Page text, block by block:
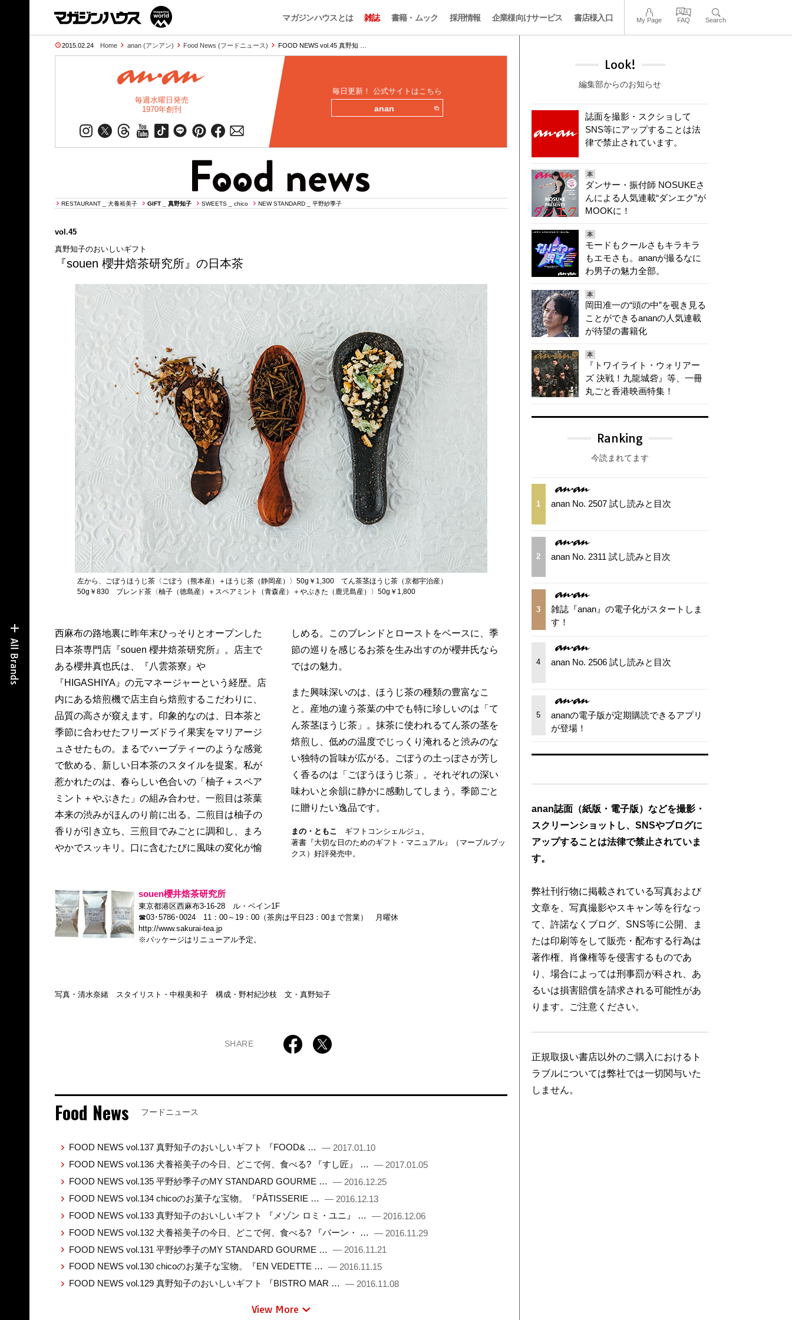
マガジンハウスとは 雑誌 書籍・ムック 採用情報 企業様向けサービス 書店様入口 My Page FAQ Search
2015.02.24 Home anan (アンアン) Food News (フードニュース) FOOD NEWS vol.45 真野知 …
毎週水曜日発売
1970年創刊
毎日更新！ 公式サイトはこちら
anan
RESTAURANT _ 犬養裕美子 GIFT _ 真野知子 SWEETS _ chico NEW STANDARD _ 平野紗季子
vol.45
真野知子のおいしいギフト
『souen 櫻井焙茶研究所』の日本茶
左から、ごぼうほうじ茶〈ごぼう（熊本産）＋ほうじ茶（静岡産）〉50g￥1,300 てん茶茎ほうじ茶（京都宇治産）
50g￥830 ブレンド茶〈柚子（徳島産）＋スペアミント（青森産）＋やぶきた（鹿児島産）〉50g￥1,800
西麻布の路地裏に昨年末ひっそりとオープンした
日本茶専門店『souen 櫻井焙茶研究所』。店主で
ある櫻井真也氏は、『八雲茶寮』や
『HIGASHIYA』の元マネージャーという経歴。店
内にある焙煎機で店主自ら焙煎するこだわりに、
品質の高さが窺えます。印象的なのは、日本茶と
季節に合わせたフリーズドライ果実をマリアージ
ュさせたもの。まるでハーブティーのような感覚
で飲める、新しい日本茶のスタイルを提案。私が
惹かれたのは、春らしい色合いの「柚子＋スペア
ミント＋やぶきた」の組み合わせ。一煎目は茶葉
本来の渋みがほんのり前に出る。二煎目は柚子の
香りが引き立ち、三煎目でみごとに調和し、まろ
やかでスッキリ。口に含むたびに風味の変化が愉
しめる。このブレンドとローストをベースに、季
節の巡りを感じるお茶を生み出すのが櫻井氏なら
ではの魅力。
また興味深いのは、ほうじ茶の種類の豊富なこ
と。産地の違う茶葉の中でも特に珍しいのは「て
ん茶茎ほうじ茶」。抹茶に使われるてん茶の茎を
焙煎し、低めの温度でじっくり淹れると渋みのな
い独特の旨味が広がる。ごぼうの土っぽさが芳し
く香るのは「ごぼうほうじ茶」。それぞれの深い
味わいと余韻に静かに感動してしまう。季節ごと
に贈りたい逸品です。
まの・ともこ
ギフトコンシェルジュ。
著書『大切な日のためのギフト・マニュアル』（マーブルブッ
クス）好評発売中。
souen櫻井焙茶研究所
東京都港区西麻布3-16-28 ル・ベイン1F
☎03･5786･0024 11：00～19：00（茶房は平日23：00まで営業） 月曜休
http://www.sakurai-tea.jp
※パッケージはリニューアル予定。
写真・清水奈緒 スタイリスト・中根美和子 構成・野村紀沙枝 文・真野知子
SHARE
Food News フードニュース
FOOD NEWS vol.137 真野知子のおいしいギフト 『FOOD& …
— 2017.01.10
FOOD NEWS vol.136 犬養裕美子の今日、どこで何、食べる? 『すし匠』 …
— 2017.01.05
FOOD NEWS vol.135 平野紗季子のMY STANDARD GOURME …
— 2016.12.25
FOOD NEWS vol.134 chicoのお菓子な宝物。『PÂTISSERIE …
— 2016.12.13
FOOD NEWS vol.133 真野知子のおいしいギフト 『メゾン ロミ・ユニ』 …
— 2016.12.06
FOOD NEWS vol.132 犬養裕美子の今日、どこで何、食べる? 『バーン・ …
— 2016.11.29
FOOD NEWS vol.131 平野紗季子のMY STANDARD GOURME …
— 2016.11.21
FOOD NEWS vol.130 chicoのお菓子な宝物。『EN VEDETTE …
— 2016.11.15
FOOD NEWS vol.129 真野知子のおいしいギフト 『BISTRO MAR …
— 2016.11.08
View More
Look!
編集部からのお知らせ
誌面を撮影・スクショして
SNS等にアップすることは法
律で禁止されています。
本
ダンサー・振付師 NOSUKEさ
んによる人気連載“ダンエク”が
MOOKに！
本
モードもクールさもキラキラ
もエモさも。ananが撮るなに
わ男子の魅力全部。
本
岡田准一の“頭の中”を覗き見る
ことができるananの人気連載
が待望の書籍化
本
『トワイライト・ウォリアー
ズ 決戦！九龍城砦』等、一冊
丸ごと香港映画特集！
Ranking
今読まれてます
1 anan No. 2507 試し読みと目次
2 anan No. 2311 試し読みと目次
3
雑誌『anan』の電子化がスタートしま
す！
4 anan No. 2506 試し読みと目次
5
ananの電子版が定期購読できるアプリ
が登場！
anan誌面（紙版・電子版）などを撮影・
スクリーンショットし、SNSやブログに
アップすることは法律で禁止されていま
す。
弊社刊行物に掲載されている写真および
文章を、写真撮影やスキャン等を行なっ
て、許諾なくブログ、SNS等に公開、ま
たは印刷等をして販売・配布する行為は
著作権、肖像権等を侵害するものであ
り、場合によっては刑事罰が科され、あ
るいは損害賠償を請求される可能性があ
ります。ご注意ください。
正規取扱い書店以外のご購入におけるト
ラブルについては弊社では一切関与いた
しません。